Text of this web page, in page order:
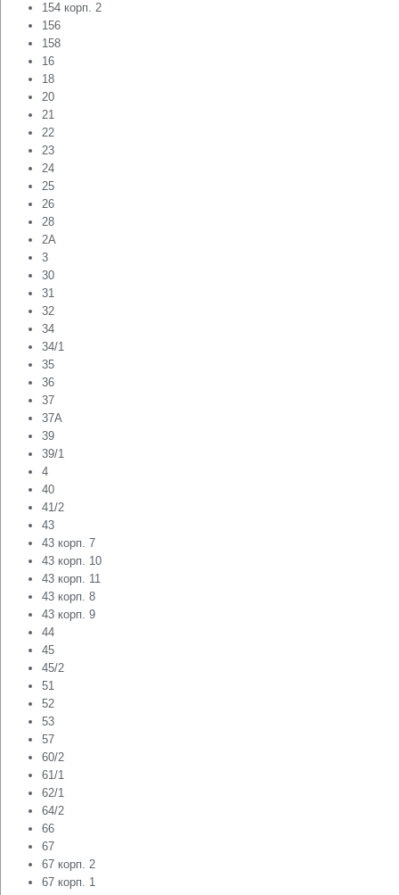
154 корп. 2
156
158
16
18
20
21
22
23
24
25
26
28
2А
3
30
31
32
34
34/1
35
36
37
37А
39
39/1
4
40
41/2
43
43 корп. 7
43 корп. 10
43 корп. 11
43 корп. 8
43 корп. 9
44
45
45/2
51
52
53
57
60/2
61/1
62/1
64/2
66
67
67 корп. 2
67 корп. 1